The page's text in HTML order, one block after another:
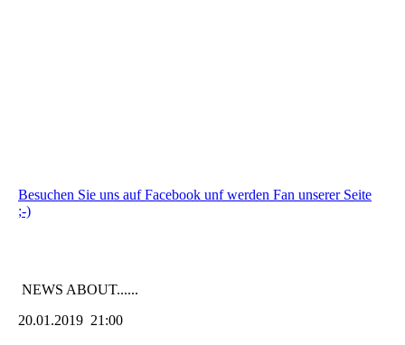
Besuchen Sie uns auf Facebook unf werden Fan unserer Seite
;-)
NEWS ABOUT......
20.01.2019 21:00